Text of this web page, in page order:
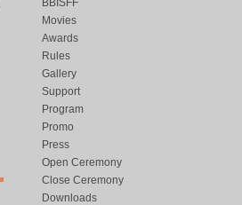
BBISFF
Movies
Awards
Rules
Gallery
Support
Program
Promo
Press
Open Ceremony
Close Ceremony
Downloads